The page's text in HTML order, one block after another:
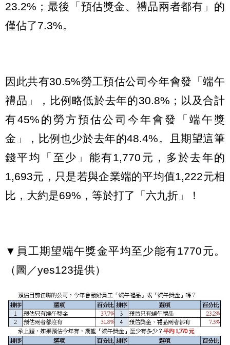
23.2%；最後「預估獎金、禮品兩者都有」的
僅佔了7.3%。
因此共有30.5%勞工預估公司今年會發「端午
禮品」，比例略低於去年的30.8%；以及合計
有45%的勞方預估公司今年會發「端午獎
金」，比例也少於去年的48.4%。且期望這筆
錢平均「至少」能有1,770元，多於去年的
1,693元，只是若與企業端的平均值1,222元相
比，大約是69%，等於打了「六九折」！
▼員工期望端午獎金平均至少能有1770元。
（圖／yes123提供）